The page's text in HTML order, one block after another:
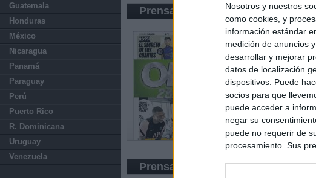
Nosotros y nuestros
como cookies, y
información estándar
medición de anuncios
desarrollar y mejorar
datos de localización
dispositivos. Puede
socios para que
puede acceder a
negar su
puede no requerir de
procesamiento. Sus
Guatemala
Honduras
México
Nicaragua
Panamá
Paraguay
Perú
Puerto Rico
R. Dominicana
Uruguay
Venezuela
Prensa Deportiva
Prensa Económica